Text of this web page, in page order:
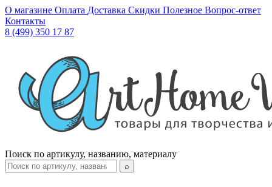
О магазине Оплата Доставка Скидки Полезное Вопрос-ответ
Контакты
8 (499) 350 17 87
Поиск по артикулу, названию, материалу
⌕